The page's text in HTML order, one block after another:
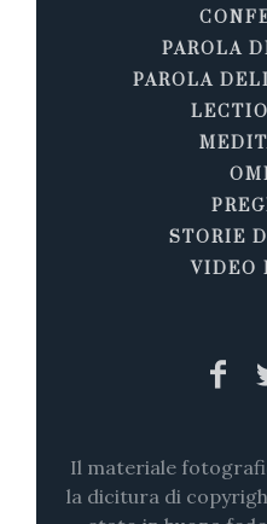
PAROLA
PAROLA
STORIE
VIDEO
Il materiale
la dicitura di